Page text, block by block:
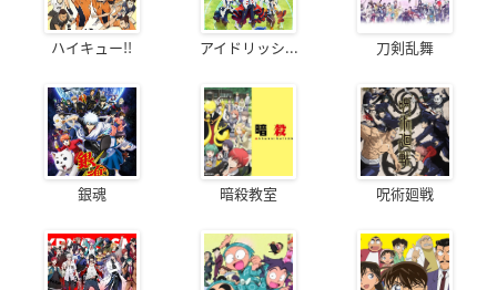
ハイキュー!! アイドリッシ... 刀剣乱舞
銀魂 暗殺教室 呪術廻戦